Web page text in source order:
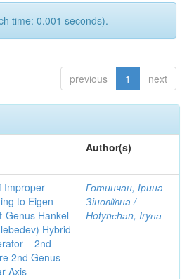
time: 0.001 seconds).
previous 1 next
Author(s)
Improper
to Eigen-
Genus Hankel
Hybrid
– 2nd
2nd Genus –
Axis
Готинчан, Ірина
Зіновіївна /
Hotynсhаn, Iryпа